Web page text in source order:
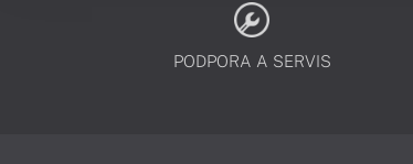
PODPORA A SERVIS